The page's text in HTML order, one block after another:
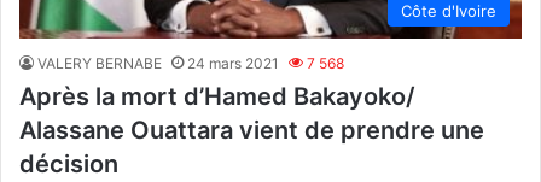
Côte d'Ivoire
VALERY BERNABE 24 mars 2021 7 568
Après la mort d’Hamed Bakayoko/
Alassane Ouattara vient de prendre une
décision